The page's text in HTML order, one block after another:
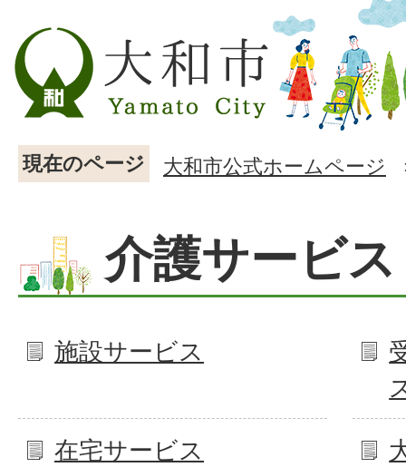
現在のページ 大和市公式ホームページ
介護サービス
施設サービス
在宅サービス